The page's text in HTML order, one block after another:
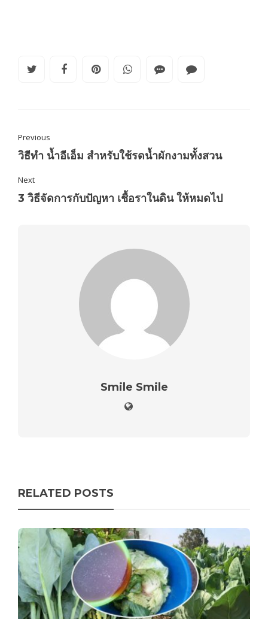
Previous
วิธีทำ น้ำอีเอ็ม สำหรับใช้รดน้ำผักงามทั้งสวน
Next
3 วิธีจัดการกับปัญหา เชื้อราในดิน ให้หมดไป
Smile Smile
RELATED POSTS